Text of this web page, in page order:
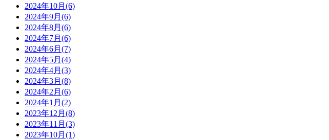
2024年10月(6)
2024年9月(6)
2024年8月(6)
2024年7月(6)
2024年6月(7)
2024年5月(4)
2024年4月(3)
2024年3月(8)
2024年2月(6)
2024年1月(2)
2023年12月(8)
2023年11月(3)
2023年10月(1)